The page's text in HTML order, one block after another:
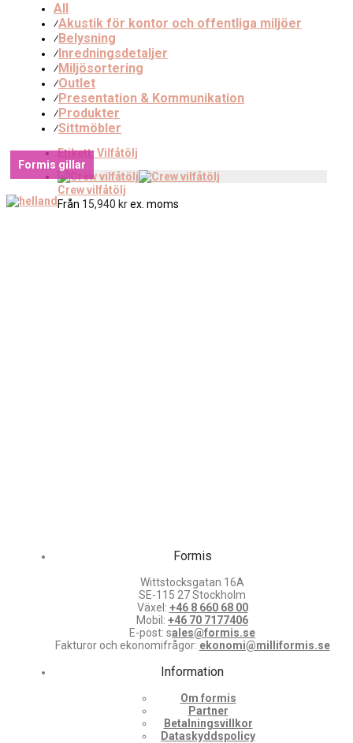
All
⁄Akustik för kontor och offentliga miljöer
⁄Belysning
⁄Inredningsdetaljer
⁄Miljösortering
⁄Outlet
⁄Presentation & Kommunikation
⁄Produkter
⁄Sittmöbler
Etikett: Vilfåtölj
Formis gillar
Crew vilfåtölj
Från 15,940 krex. moms
Formis
Wittstocksgatan 16A
SE-115 27 Stockholm
Växel: +46 8 660 68 00
Mobil: +46 70 7177406
E-post: sales@formis.se
Fakturor och ekonomifrågor: ekonomi@milliformis.se
Information
Om formis
Partner
Betalningsvillkor
Dataskyddspolicy